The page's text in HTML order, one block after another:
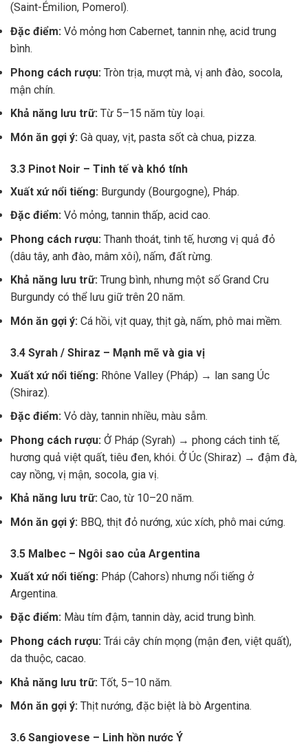
(Saint-Émilion, Pomerol).
Đặc điểm: Vỏ mỏng hơn Cabernet, tannin nhẹ, acid trung
bình.
Phong cách rượu: Tròn trịa, mượt mà, vị anh đào, socola,
mận chín.
Khả năng lưu trữ: Từ 5–15 năm tùy loại.
Món ăn gợi ý: Gà quay, vịt, pasta sốt cà chua, pizza.
3.3 Pinot Noir – Tinh tế và khó tính
Xuất xứ nổi tiếng: Burgundy (Bourgogne), Pháp.
Đặc điểm: Vỏ mỏng, tannin thấp, acid cao.
Phong cách rượu: Thanh thoát, tinh tế, hương vị quả đỏ
(dâu tây, anh đào, mâm xôi), nấm, đất rừng.
Khả năng lưu trữ: Trung bình, nhưng một số Grand Cru
Burgundy có thể lưu giữ trên 20 năm.
Món ăn gợi ý: Cá hồi, vịt quay, thịt gà, nấm, phô mai mềm.
3.4 Syrah / Shiraz – Mạnh mẽ và gia vị
Xuất xứ nổi tiếng: Rhône Valley (Pháp) → lan sang Úc
(Shiraz).
Đặc điểm: Vỏ dày, tannin nhiều, màu sẫm.
Phong cách rượu: Ở Pháp (Syrah) → phong cách tinh tế,
hương quả việt quất, tiêu đen, khói. Ở Úc (Shiraz) → đậm đà,
cay nồng, vị mận, socola, gia vị.
Khả năng lưu trữ: Cao, từ 10–20 năm.
Món ăn gợi ý: BBQ, thịt đỏ nướng, xúc xích, phô mai cứng.
3.5 Malbec – Ngôi sao của Argentina
Xuất xứ nổi tiếng: Pháp (Cahors) nhưng nổi tiếng ở
Argentina.
Đặc điểm: Màu tím đậm, tannin dày, acid trung bình.
Phong cách rượu: Trái cây chín mọng (mận đen, việt quất),
da thuộc, cacao.
Khả năng lưu trữ: Tốt, 5–10 năm.
Món ăn gợi ý: Thịt nướng, đặc biệt là bò Argentina.
3.6 Sangiovese – Linh hồn nước Ý